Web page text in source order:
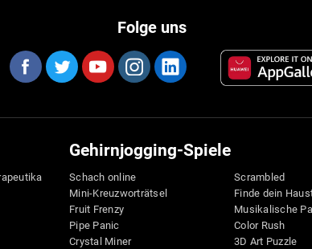
Folge uns
Gehirnjogging-Spiele
Schach online
Mini-Kreuzworträtsel
Fruit Frenzy
Pipe Panic
Crystal Miner
Scrambled
Finde dein
Musikalische
Color Rush
3D Art Puzzle